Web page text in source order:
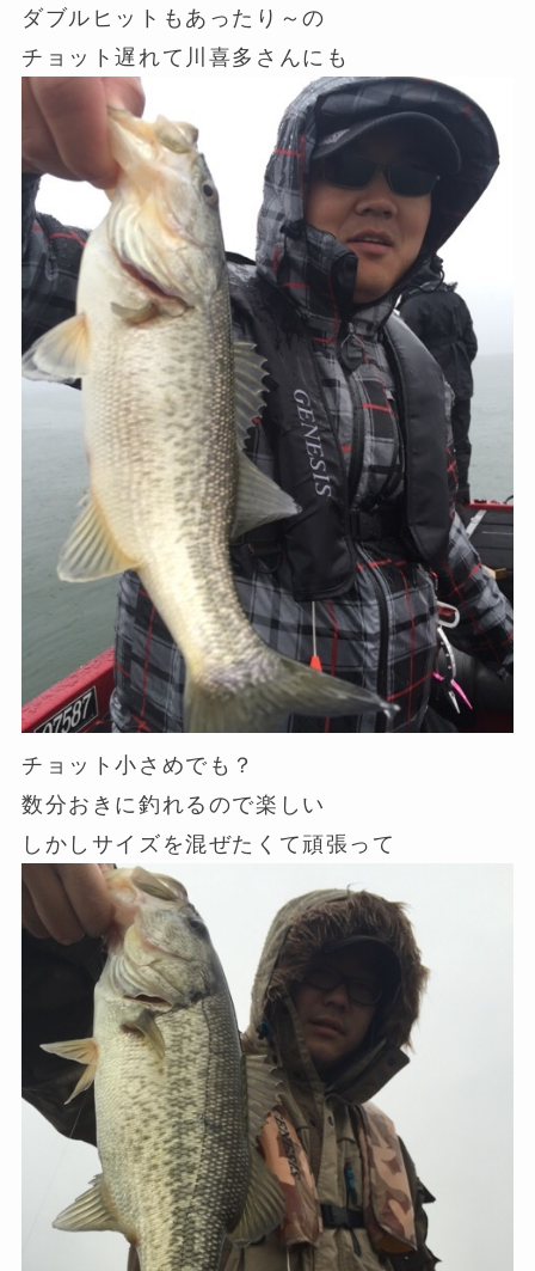
ダブルヒットもあったり～の
チョット遅れて川喜多さんにも
チョット小さめでも？
数分おきに釣れるので楽しい
しかしサイズを混ぜたくて頑張って